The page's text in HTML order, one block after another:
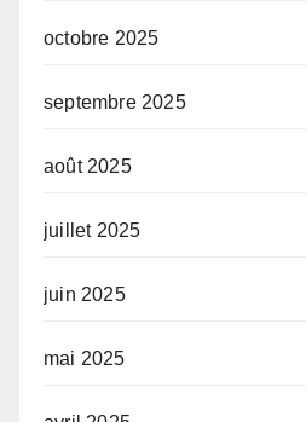
octobre 2025
septembre 2025
août 2025
juillet 2025
juin 2025
mai 2025